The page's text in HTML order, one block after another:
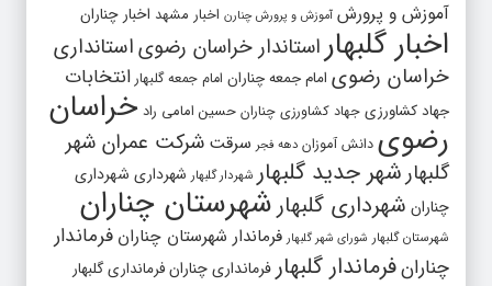
آموزش و پرورش آموزش و پرورش چنارن اخبار مشهد اخبار چناران
اخبار گلبهار استاندار خراسان رضویاستانداری
خراسان رضوی امام جمعه چناران امام جمعه گلبهار انتخابات
جهاد کشاورزی جهاد کشاورزی چناران حسین امامی راد خراسان
رضوی دانش آموزان دهه فجر سرقت شرکت عمران شهر
گلبهارشهر جدید گلبهار شهردار گلبهار شهرداری شهرداری
چناران شهرداری گلبهار شهرستان چناران
شهرستان گلبهار شورای شهر گلبهار فرماندار شهرستان چناران فرماندار
چنارانفرماندار گلبهار فرمانداری چنارانفرمانداری گلبهار